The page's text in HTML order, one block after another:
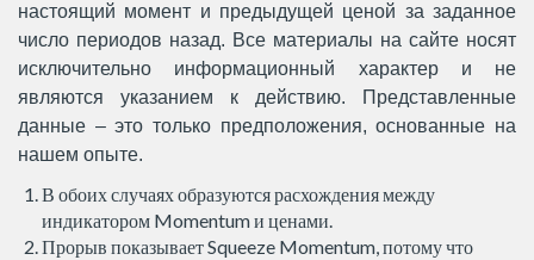
настоящий момент и предыдущей ценой за заданное
число периодов назад. Все материалы на сайте носят
исключительно информационный характер и не
являются указанием к действию. Представленные
данные – это только предположения, основанные на
нашем опыте.
В обоих случаях образуются расхождения между
индикатором Momentum и ценами.
Прорыв показывает Squeeze Momentum, потому что